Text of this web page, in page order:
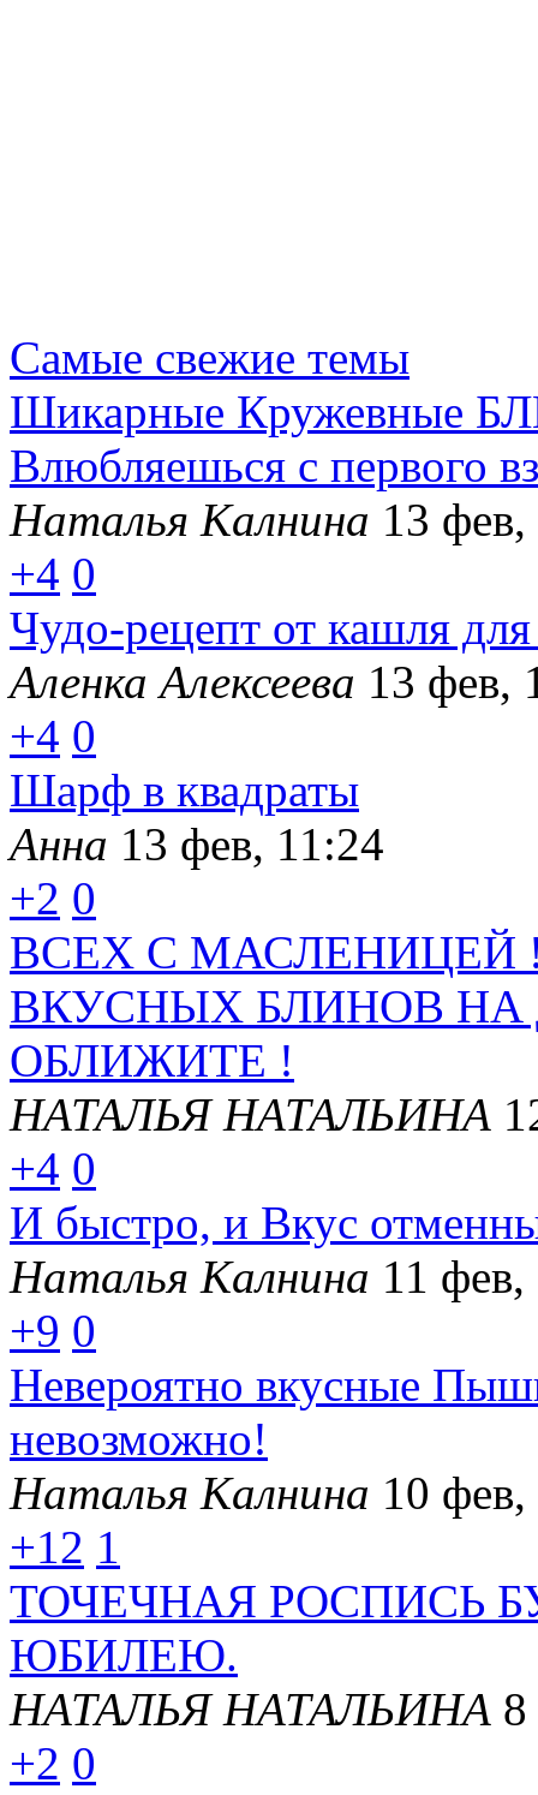
Самые свежие темы
Шикарные Кружевные
Влюбляешься с первого
Наталья Калнина 13
+4 0
Чудо-рецепт от кашля
Аленка Алексеева 13 фев,
+4 0
Шарф в квадраты
Анна 13 фев, 11:24
+2 0
ВСЕХ С МАСЛЕНИЦЕЙ
ВКУСНЫХ БЛИНОВ
ОБЛИЖИТЕ !
НАТАЛЬЯ НАТАЛЬИНА
+4 0
И быстро, и Вкус
Наталья Калнина 11
+9 0
Невероятно вкусные
невозможно!
Наталья Калнина 10
+12 1
ТОЧЕЧНАЯ РОСПИСЬ
ЮБИЛЕЮ.
НАТАЛЬЯ НАТАЛЬИНА
+2 0